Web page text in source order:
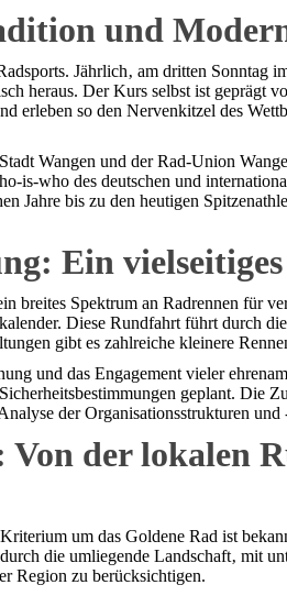
und
Jährlich‚ am dritten Sonntag
heraus. Der Kurs selbst ist geprägt
erleben so den Nervenkitzel des
Wangen und der Rad-Union
is-who des deutschen und
Jahre bis zu den heutigen
Ein
breites Spektrum an Radrennen für
Diese Rundfahrt führt durch
gibt es zahlreiche kleinere
und das Engagement vieler
geplant. Die
der Organisationsstrukturen
der lokalen
um das Goldene Rad ist
die umliegende Landschaft‚ mit
Region zu berücksichtigen.